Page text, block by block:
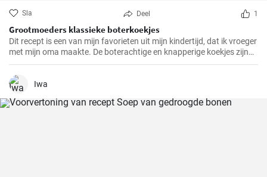
Sla Deel 1
Grootmoeders klassieke boterkoekjes
Dit recept is een van mijn favorieten uit mijn kindertijd, dat ik vroeger
met mijn oma maakte. De boterachtige en knapperige koekjes zijn
niet alleen makkelijk te maken, maar brengen ook diepe
herinneringen terug en maken het tot een speciale traktatie. We
hebben het recept door de jaren heen zorgvuldig verfijnd en hopen
Iwa